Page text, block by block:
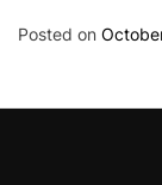
Posted on